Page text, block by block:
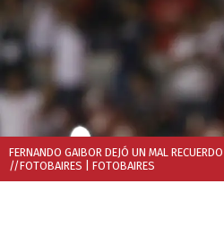
FERNANDO GAIBOR DEJÓ UN MAL
//FOTOBAIRES | FOTOBAIRES